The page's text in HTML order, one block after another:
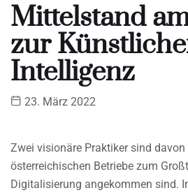
Mittelstand
zur
Intelligenz
23. März 2022
Zwei visionäre Praktiker sind
österreichischen Betriebe zum
Digitalisierung angekommen sind.